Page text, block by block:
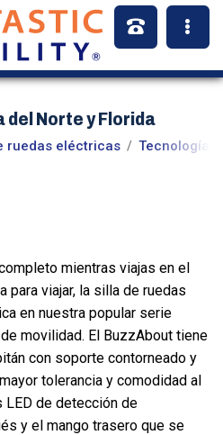
del Norte y Florida
ruedas eléctricas Tecnologías
mientras viajas en el
para viajar, la silla de ruedas
en nuestra popular serie
movilidad. El BuzzAbout tiene
con soporte contorneado y
tolerancia y comodidad al
LED de detección de
y el mango trasero que se